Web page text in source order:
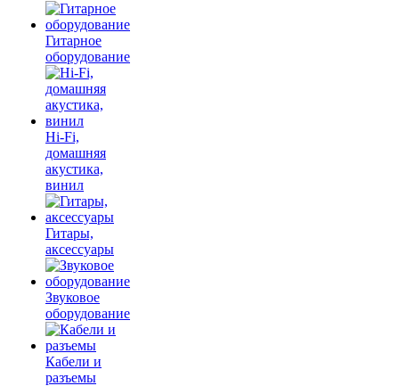
Гитарное
оборудование
Hi-Fi,
домашняя
акустика,
винил
Гитары,
аксессуары
Звуковое
оборудование
Кабели и
разъемы